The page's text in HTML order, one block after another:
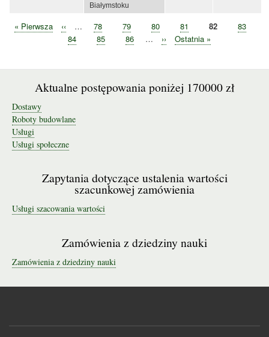
Białymstoku
Stronicowanie
Pierwsza
« Pierwsza
Poprzednia
strona
‹‹ … Strona
78 Strona
79 Strona
80 Strona
81
Bieżąca
strona
82 Strona
83
Strona
84 Strona
85 Strona
86 …
Następna
››
Ostatnia
Ostatnia »
Aktualne postępowania poniżej 170000 zł
Dostawy
Roboty budowlane
Usługi
Usługi społeczne
Zapytania dotyczące ustalenia wartości
szacunkowej zamówienia
Usługi szacowania wartości
Zamówienia z dziedziny nauki
Zamówienia z dziedziny nauki